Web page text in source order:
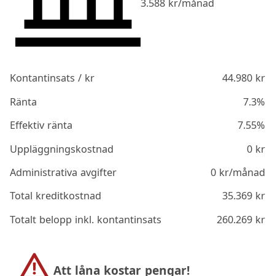
3.588 kr/månad
Kontantinsats / kr 44.980kr
Ränta
7.3%
Effektiv ränta
7.55%
Uppläggningskostnad
0kr
Administrativa avgifter
0kr/månad
Total kreditkostnad
35.369kr
Totalt belopp inkl. kontantinsats
260.269kr
Att låna kostar pengar!